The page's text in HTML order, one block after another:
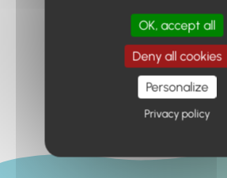
Retour à l'accueil
OK, accept all
Deny all cookies
Personalize
Privacy policy